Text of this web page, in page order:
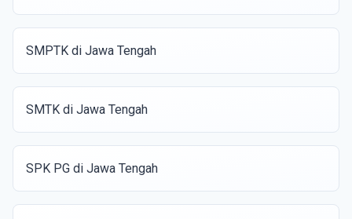
SMPTK di Jawa Tengah
SMTK di Jawa Tengah
SPK PG di Jawa Tengah